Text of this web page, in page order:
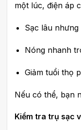
một lúc, điện áp
Sạc lâu
Nóng nhanh
Giảm tuổi thọ
Nếu có thể, bạn
Kiểm tra trụ sạc